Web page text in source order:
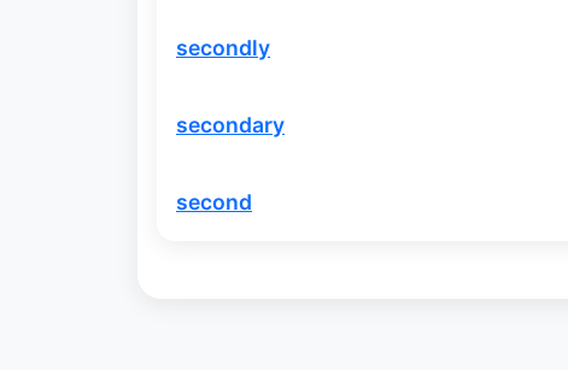
secondly
secondary
second